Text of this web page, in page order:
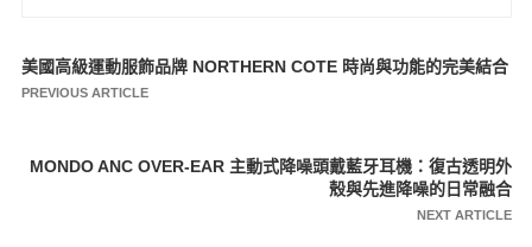
文
覽
美國高級運動服飾品牌 NORTHERN COTE 時尚與功能的完美結合
PREVIOUS ARTICLE
MONDO ANC OVER-EAR 主動式降噪頭戴藍牙耳機：復古透明外
殼與先進降噪的日常融合
NEXT ARTICLE